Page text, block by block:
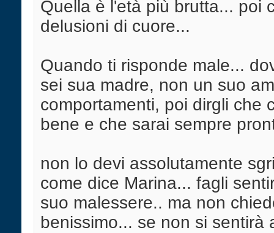
Quella è l'età più brutta... poi
delusioni di cuore...
Quando ti risponde male...
sei sua madre, non un suo
comportamenti, poi dirgli che
bene e che sarai sempre
non lo devi assolutamente
come dice Marina... fagli
suo malessere.. ma non
benissimo... se non si